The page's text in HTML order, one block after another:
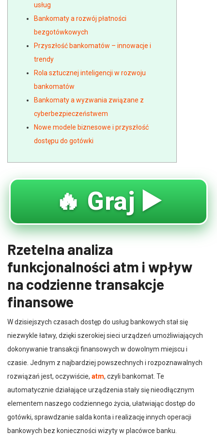
usług
Bankomaty a rozwój płatności
bezgotówkowych
Przyszłość bankomatów – innowacje i
trendy
Rola sztucznej inteligencji w rozwoju
bankomatów
Bankomaty a wyzwania związane z
cyberbezpieczeństwem
Nowe modele biznesowe i przyszłość
dostępu do gotówki
🔥 Graj ▶️
Rzetelna analiza
funkcjonalności atm i wpływ
na codzienne transakcje
finansowe
W dzisiejszych czasach dostęp do usług bankowych stał się
niezwykle łatwy, dzięki szerokiej sieci urządzeń umożliwiających
dokonywanie transakcji finansowych w dowolnym miejscu i
czasie. Jednym z najbardziej powszechnych i rozpoznawalnych
rozwiązań jest, oczywiście, atm, czyli bankomat. Te
automatycznie działające urządzenia stały się nieodłącznym
elementem naszego codziennego życia, ułatwiając dostęp do
gotówki, sprawdzanie salda konta i realizację innych operacji
bankowych bez konieczności wizyty w placówce banku.